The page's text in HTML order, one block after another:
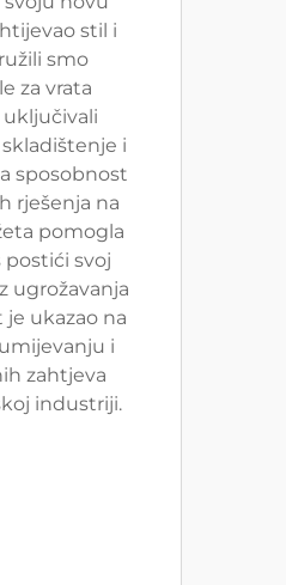
stil i
smo
za vrata
i
sposobnost
rješenja na
pomogla
postići svoj
ugrožavanja
ukazao na
i
zahtjeva
industriji.